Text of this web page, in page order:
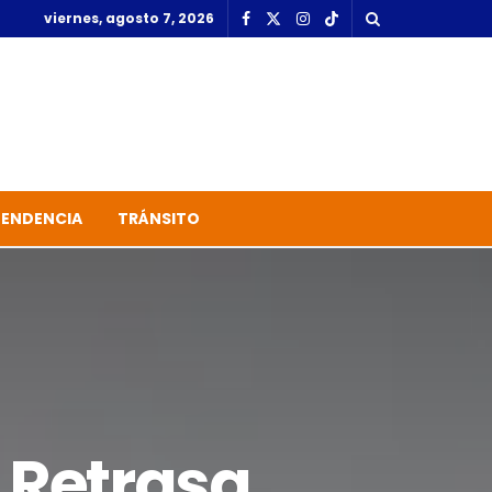
viernes, agosto 7, 2026
TRÁNSITO